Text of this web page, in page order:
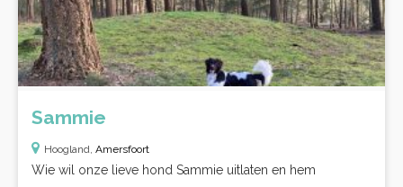
Sammie
Hoogland, Amersfoort
Wie wil onze lieve hond Sammie uitlaten en hem